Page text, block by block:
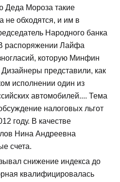
Деда Мороза такие
не обходятся, и им в
Народного банка
распоряжении Лайфа
которую Минфин
представили, как
исполнении один из
автомобилей.... Тема
налоговых льгот
году. В качестве
Нина Андреевна
счета.
снижение индекса до
квалифицировалась